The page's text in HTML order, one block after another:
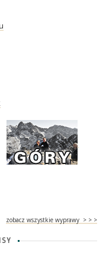
zobacz wszystkie wyprawy > > >